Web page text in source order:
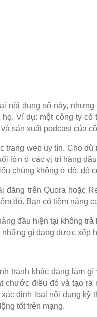
nội dung số này,
Ví dụ: một công ty
sản xuất podcast của
web uy tín. Cho
lớn ở các vị trí hàng
chúng không ở đó, đó
đăng trên Quora hoặc
đó. Bạn có tiềm năng
đầu hiện tại không
gì đang được xếp
tranh khác đang làm
chước điều đó và tạo
định loại nội dung kỹ
tốt trên mạng.